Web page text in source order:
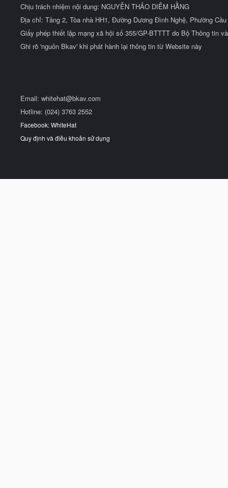
Chịu trách nhiệm nội dung: NGUYỄN THẢO DIỄM HẰNG
Địa chỉ: Tầng 2, Tòa nhà HH1, Đường Dương Đình Nghệ, Phường
Giấy phép thiết lập mạng xã hội số 355/GP-BTTTT do Bộ Thông tin
Ghi rõ 'nguồn Bkav' khi phát hành lại thông tin từ Website này
Email: whitehat@bkav.com
Hotline: (024) 3763 2552
Facebook: WhiteHat
Quy định và điều khoản sử dụng